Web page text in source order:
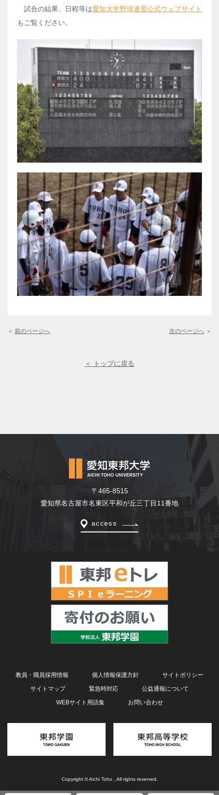
試合の結果、日程等は愛知大学野球連盟公式ウェブサイト
もご覧ください。
＜ 前のページへ 次のページへ ＞
＜ トップに戻る
〒465-8515
愛知県名古屋市名東区平和が丘三丁目11番地
access
教員・職員採用情報 個人情報保護方針
サイトポリシー
サイトマップ
緊急時対応
公益通報について
WEBサイト用語集
お問い合わせ
Copyright © Aichi Toho , All rights reserved.